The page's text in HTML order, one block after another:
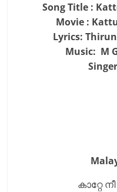
Song Title :
Movie :
Lyrics:
Music: M
കാറ്റേ